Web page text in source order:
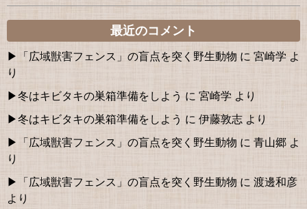
最近のコメント
「広域獣害フェンス」の盲点を突く野生動物 に 宮崎学 よ
り
冬はキビタキの巣箱準備をしよう に 宮崎学 より
冬はキビタキの巣箱準備をしよう に 伊藤敦志 より
「広域獣害フェンス」の盲点を突く野生動物 に 青山郷 よ
り
「広域獣害フェンス」の盲点を突く野生動物 に 渡邊和彦
より